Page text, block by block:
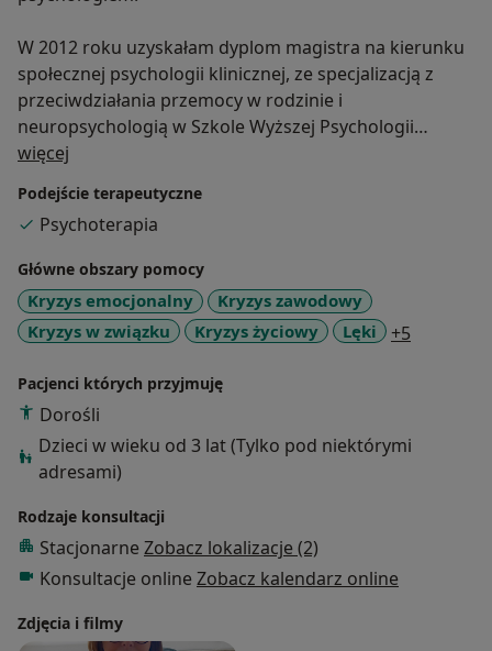
W 2012 roku uzyskałam dyplom magistra na kierunku
społecznej psychologii klinicznej, ze specjalizacją z
przeciwdziałania przemocy w rodzinie i
neuropsychologią w Szkole Wyższej Psychologii
Społecznej w Warszawie.
W kolejnych latach ukończyłam podyplomowe
Studium Pomocy Psychologicznej i Interwencji
Kryzysowej w Instytucie Psychologii Zdrowia.
W swojej karierze zawodowej brałam udział w licznych
szkoleniach z zakresu psychologii i psychoterapii.
dysfunkcyjnych oraz nietypowo rozwijającymi się,
odbyłam wolontariat w Centrum Zdrowia Dziecka na
oddziale onkologii dziecięcej, przeszłam liczne staże i
warsztaty.
Obecnie jestem w trakcie realizacji 2 stopnia szkolenia
psychoterapeutycznego Terapii Skoncentrowanej na
Rozwiązaniu oraz Systemowej Terapii Par.
W swojej pracy wykorzystuję integracyjny model pracy
więcej
Podejście terapeutyczne
Psychoterapia
Główne obszary pomocy
Kryzys emocjonalny
Kryzys zawodowy
Kryzys w związku
Kryzys życiowy Lęki +5
Pacjenci których przyjmuję
Dorośli
Dzieci w wieku od 3 lat (Tylko pod niektórymi
adresami)
Rodzaje konsultacji
Stacjonarne Zobacz lokalizacje (2)
Konsultacje online Zobacz kalendarz online
Zdjęcia i filmy